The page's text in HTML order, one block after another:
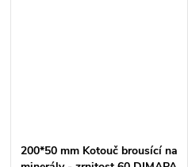
200*50 mm Kotouč brousící na